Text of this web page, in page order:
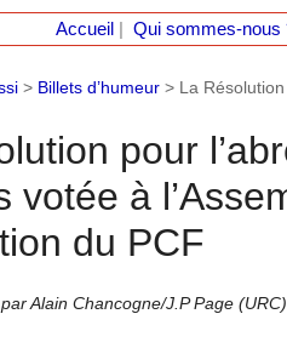
Accueil Qui sommes-nous
> Billets d’humeur > La
pour
votée à
du PCF
par Alain Chancogne/J.P Page (URC)